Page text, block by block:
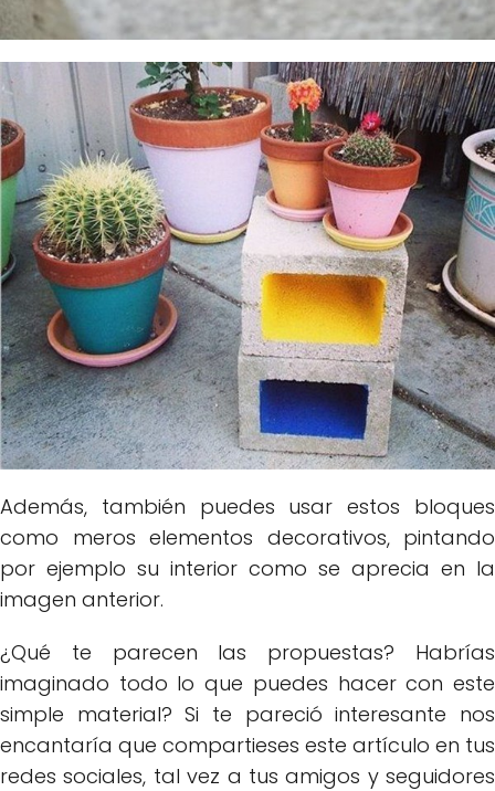
Además, también puedes usar estos bloques
como meros elementos decorativos, pintando
por ejemplo su interior como se aprecia en la
imagen anterior.
¿Qué te parecen las propuestas? Habrías
imaginado todo lo que puedes hacer con este
simple material? Si te pareció interesante nos
encantaría que compartieses este artículo en tus
redes sociales, tal vez a tus amigos y seguidores